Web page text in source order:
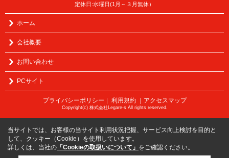
定休日:水曜日(1月～３月無休）
ホーム
会社概要
お問い合わせ
PCサイト
プライバシーポリシー ｜ 利用規約 ｜アクセスマップ
Copyright(c) 株式会社Legare-s All rights reserved.
当サイトでは、お客様の当サイト利用状況把握、サービス向上検討を目的と
して、クッキー（Cookie）を使用しています。
詳しくは、当社の 「Cookieの取扱いについて」 をご確認ください。